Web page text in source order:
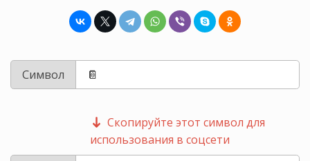
Символ
Скопируйте этот символ для
использования в соцсети